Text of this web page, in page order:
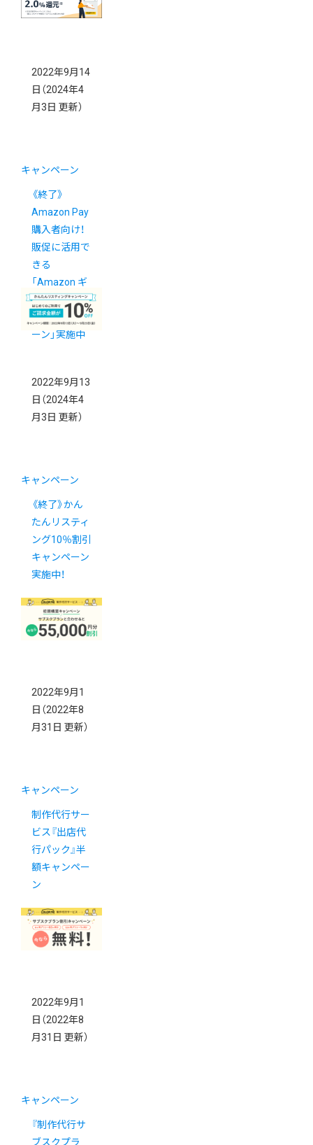
2022年9月14
日 （2024年4
月3日 更新）
キャンペーン
《終了》
Amazon Pay
購入者向け！
販促に活用で
きる
「Amazon ギ
フト券還元率
UP キャンペ
ーン」実施中
2022年9月13
日 （2024年4
月3日 更新）
キャンペーン
《終了》かん
たんリスティ
ング10％割引
キャンペーン
実施中！
2022年9月1
日 （2022年8
月31日 更新）
キャンペーン
制作代行サー
ビス『出店代
行パック』半
額キャンペー
ン
2022年9月1
日 （2022年8
月31日 更新）
キャンペーン
『制作代行サ
ブスクプラ